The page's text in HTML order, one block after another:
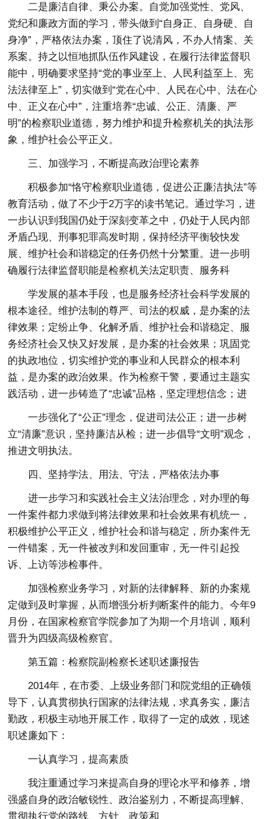
二是廉洁自律、秉公办案。自觉加强党性、党风、
党纪和廉政方面的学习，带头做到“自身正、自身硬、自
身净”，严格依法办案，顶住了说清风，不办人情案、关
系案。持之以恒地抓队伍作风建设，在履行法律监督职
能中，明确要求坚持“党的事业至上、人民利益至上、宪
法法律至上”，切实做到“党在心中、人民在心中、法在心
中、正义在心中”，注重培养“忠诚、公正、清廉、严
明”的检察职业道德，努力维护和提升检察机关的执法形
象，维护社会公平正义。
三、加强学习，不断提高政治理论素养
积极参加“恪守检察职业道德，促进公正廉洁执法”等
教育活动，做了不少于2万字的读书笔记。通过学习，进
一步认识到我国仍处于深刻变革之中，仍处于人民内部
矛盾凸现、刑事犯罪高发时期，保持经济平衡较快发
展、维护社会和谐稳定的任务仍然十分繁重。进一步明
确履行法律监督职能是检察机关法定职责、服务科
学发展的基本手段，也是服务经济社会科学发展的
根本途径。维护法制的尊严、司法的权威，是办案的法
律效果；定纷止争、化解矛盾、维护社会和谐稳定、服
务经济社会又快又好发展，是办案的社会效果；巩固党
的执政地位，切实维护党的事业和人民群众的根本利
益，是办案的政治效果。作为检察干警，要通过主题实
践活动，进一步铸造了“忠诚”品格，坚定理想信念；进
一步强化了“公正”理念，促进司法公正；进一步树
立“清廉”意识，坚持廉洁从检；进一步倡导“文明”观念，
推进文明执法。
四、坚持学法、用法、守法，严格依法办事
进一步学习和实践社会主义法治理念，对办理的每
一件案件都力求做到将法律效果和社会效果有机统一，
积极维护公平正义，维护社会和谐与稳定，所办案件无
一件错案，无一件被改判和发回重审，无一件引起投
诉、上访等涉检事件。
加强检察业务学习，对新的法律解释、新的办案规
定做到及时掌握，从而增强分析判断案件的能力。今年9
月份，在国家检察官学院参加了为期一个月培训，顺利
晋升为四级高级检察官。
第五篇：检察院副检察长述职述廉报告
2014年，在市委、上级业务部门和院党组的正确领
导下，认真贯彻执行国家的法律法规，求真务实，廉洁
勤政，积极主动地开展工作，取得了一定的成效，现述
职述廉如下：
一认真学习，提高素质
我注重通过学习来提高自身的理论水平和修养，增
强盛自身的政治敏锐性、政治鉴别力，不断提高理解、
贯彻执行党的路线、方针、政策和